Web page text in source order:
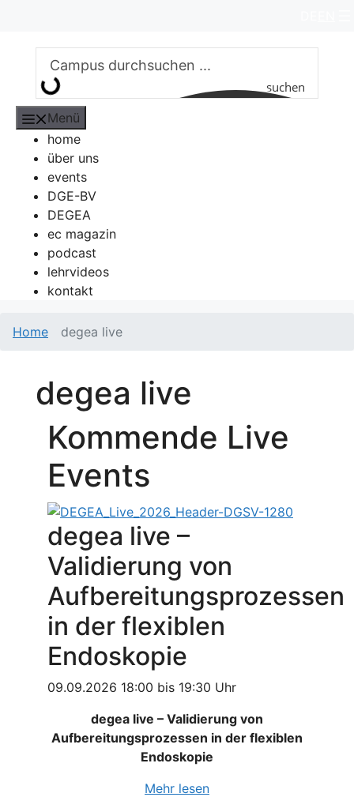
springen
suchen
Menü
home
über uns
events
DGE-BV
DEGEA
ec magazin
podcast
lehrvideos
kontakt
Home degea live
degea live
Kommende Live
Events
degea live –
Validierung von
Aufbereitungsprozessen
in der flexiblen
Endoskopie
09.09.2026 18:00 bis 19:30 Uhr
degea live – Validierung von
Aufbereitungsprozessen in der flexiblen
Endoskopie
Mehr lesen